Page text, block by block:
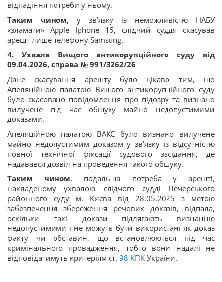
відпадіння потреби у ньому.
Таким чином, у зв’язку із неможливістю НАБУ
«зламати» Apple Iphone 15, слідчий суддя скасував
арешт лише телефону Samsung.
4. Ухвала Вищого антикорупційного суду від
09.04.2026, справа № 991/3262/26
Дане скасування арешту було цікаво тим, що
Апеляційною палатою Вищого антикорупційного суду
було скасовано повідомлення про підозру та визнано
вилучене під час обшуку майно недопустимими
доказами.
Апеляційною палатою ВАКС було визнано вилучене
майно недопустимим доказом у зв’язку із відсутністю
повної технічної фіксації судового засідання, де
надавався дозвіл на проведення такого обшуку.
Таким чином, подальша потреба у арешті,
накладеному ухвалою слідчого судді Печерського
районного суду м. Києва від 28.05.2025 з метою
забезпечення збереження речових доказів, відпала,
оскільки такі докази підлягають визнанню
недопустимими і не можуть бути використані як доказ
факту чи обставин, що встановлюються під час
кримінального провадження, тобто вони надалі не
відповідатимуть критеріям ст. 98 КПК України.